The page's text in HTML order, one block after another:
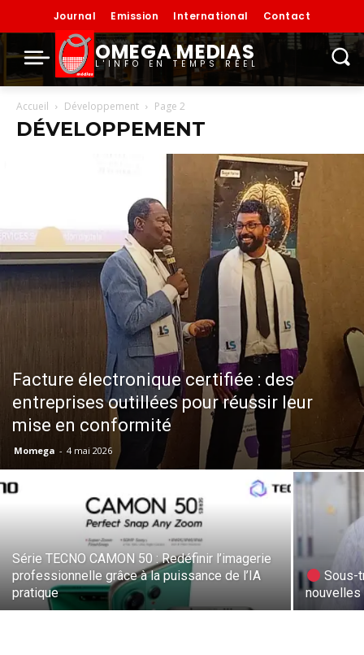
Journal Emission International Contact
OMEGA MEDIAS
L'INFO EN TEMPS RÉEL
Accueil Développement Page 2
DÉVELOPPEMENT
Facture électronique certifiée : des
entreprises outillées pour réussir leur
mise en conformité
Momega - 4 mai 2026
Série TECNO CAMON 50 : Redéfinir l’imagerie
professionnelle grâce à la puissance de l’IA
pratique
Sous-
nouvelles